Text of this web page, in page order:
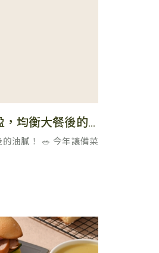
🔥限時年菜組合預購開跑🎁~ 年節更輕爽輕盈，均衡大餐後的油膩！
油膩！ 🥗 今年讓備菜